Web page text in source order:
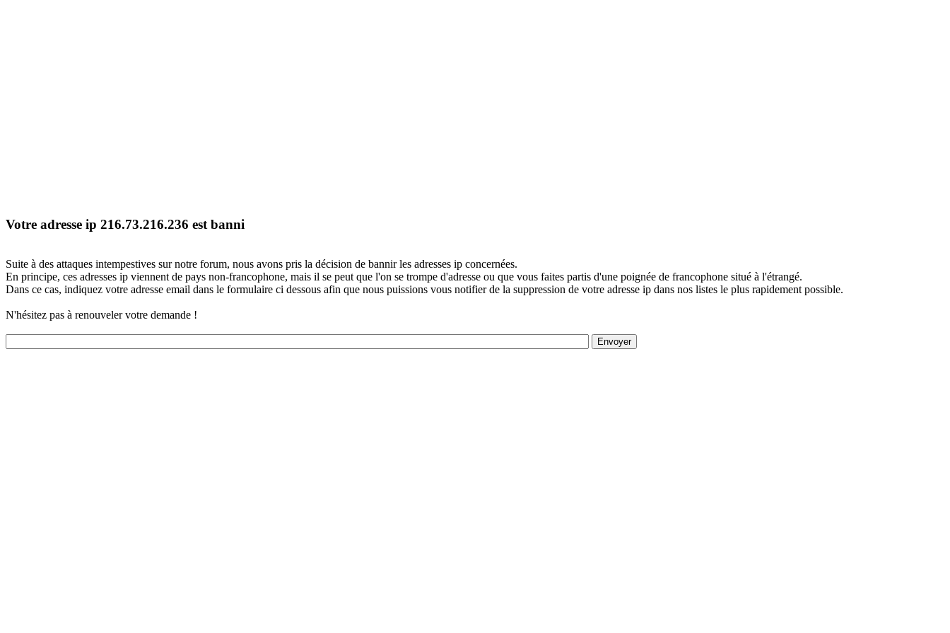
Votre adresse ip 216.73.216.236 est banni
Suite à des attaques intempestives sur notre forum, nous avons pris la décision de bannir les adresses ip concernées.
En principe, ces adresses ip viennent de pays non-francophone, mais il se peut que l'on se trompe d'adresse ou que vous faites partis d'une poignée de francophone situé à l'étrangé.
Dans ce cas, indiquez votre adresse email dans le formulaire ci dessous afin que nous puissions vous notifier de la suppression de votre adresse ip dans nos listes le plus rapidement possible.
N'hésitez pas à renouveler votre demande !